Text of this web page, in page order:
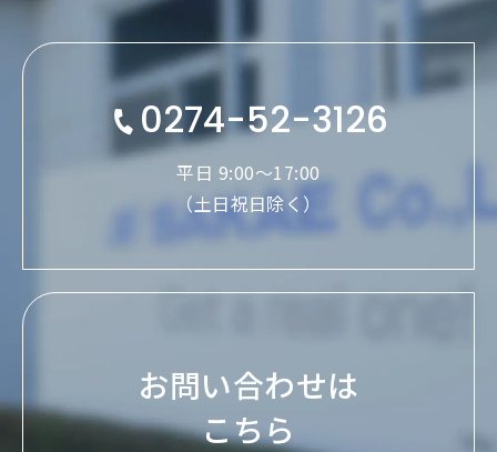
0274-52-3126
平日 9:00〜17:00
（土日祝日除く）
お問い合わせは
こちら